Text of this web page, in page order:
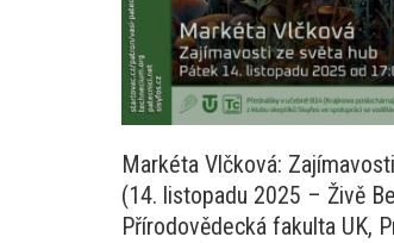
Markéta Vlčková:
(14. listopadu 2025 – Živě
Přírodovědecká fakulta UK,